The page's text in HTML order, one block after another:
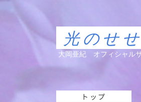
光のせ
大岡亜紀 オフィシャル
トップ